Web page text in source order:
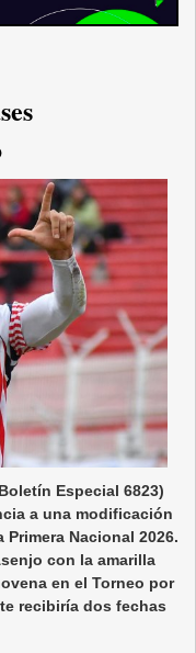
Especial 6823)
a una modificación
Nacional 2026.
con la amarilla
en el Torneo por
recibiría dos fechas